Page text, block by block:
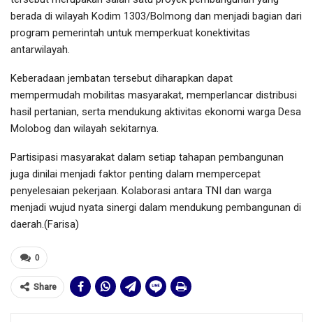
berada di wilayah Kodim 1303/Bolmong dan menjadi bagian dari
program pemerintah untuk memperkuat konektivitas
antarwilayah.
Keberadaan jembatan tersebut diharapkan dapat
mempermudah mobilitas masyarakat, memperlancar distribusi
hasil pertanian, serta mendukung aktivitas ekonomi warga Desa
Molobog dan wilayah sekitarnya.
Partisipasi masyarakat dalam setiap tahapan pembangunan
juga dinilai menjadi faktor penting dalam mempercepat
penyelesaian pekerjaan. Kolaborasi antara TNI dan warga
menjadi wujud nyata sinergi dalam mendukung pembangunan di
daerah.(Farisa)
0
Share